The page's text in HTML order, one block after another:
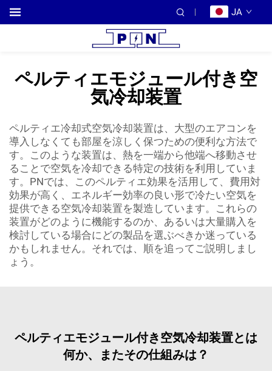
JA
ペルティエモジュール付き空
気冷却装置
ペルティエ冷却式空気冷却装置は、大型のエアコンを
導入しなくても部屋を涼しく保つための便利な方法で
す。このような装置は、熱を一端から他端へ移動させ
ることで空気を冷却できる特定の技術を利用していま
す。PNでは、このペルティエ効果を活用して、費用対
効果が高く、エネルギー効率の良い形で冷たい空気を
提供できる空気冷却装置を製造しています。これらの
装置がどのように機能するのか、あるいは大量購入を
検討している場合にどの製品を選ぶべきか迷っている
かもしれません。それでは、順を追ってご説明しまし
ょう。
ペルティエモジュール付き空気冷却装置とは
何か、またその仕組みは？